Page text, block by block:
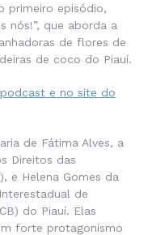
primeiro episódio,
nós!”, que aborda a
de flores de
de coco do Piauí.
e no site do
de Fátima Alves, a
Direitos das
e Helena Gomes da
de
do Piauí. Elas
forte protagonismo